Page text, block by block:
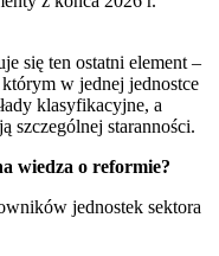
się ten ostatni element –
w jednej jednostce
klasyfikacyjne, a
szczególnej staranności.
wiedza o reformie?
jednostek sektora